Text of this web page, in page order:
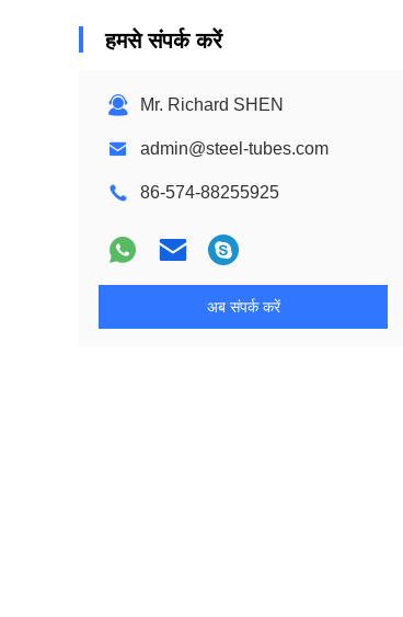
हमसे संपर्क करें
Mr. Richard SHEN
admin@steel-tubes.com
86-574-88255925
अब संपर्क करें